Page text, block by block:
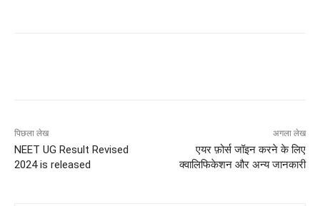
पिछला लेख
NEET UG Result Revised
2024 is released
अगला लेख
एयर फ़ोर्स जॉइन करने के लिए
क्वालिफिकेशन और अन्य जानकारी